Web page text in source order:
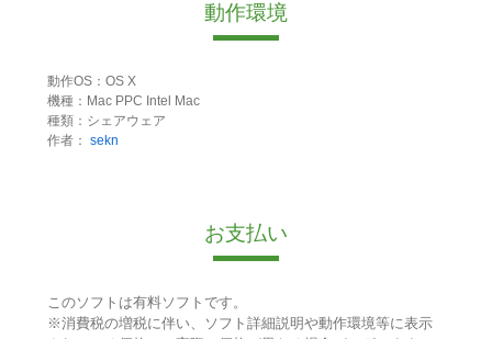
動作環境
動作OS：OS X
機種：Mac PPC Intel Mac
種類：シェアウェア
作者： sekn
お支払い
このソフトは有料ソフトです。
※消費税の増税に伴い、ソフト詳細説明や動作環境等に表示